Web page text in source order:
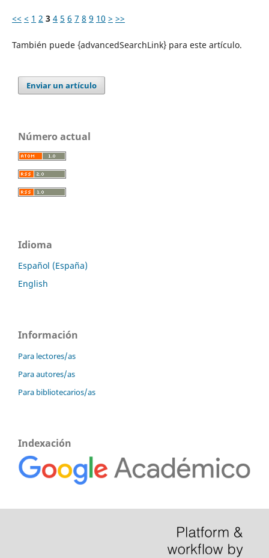
<< < 1 2 3 4 5 6 7 8 9 10 > >>
También puede {advancedSearchLink} para este artículo.
Enviar un artículo
Número actual
Idioma
Español (España)
English
Información
Para lectores/as
Para autores/as
Para bibliotecarios/as
Indexación